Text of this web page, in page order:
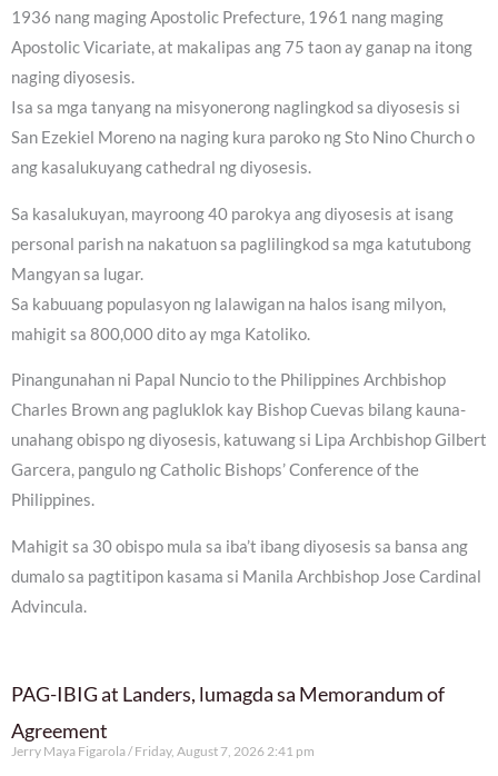
1936 nang maging Apostolic Prefecture, 1961 nang maging
Apostolic Vicariate, at makalipas ang 75 taon ay ganap na itong
naging diyosesis.
Isa sa mga tanyang na misyonerong naglingkod sa diyosesis si
San Ezekiel Moreno na naging kura paroko ng Sto Nino Church o
ang kasalukuyang cathedral ng diyosesis.
Sa kasalukuyan, mayroong 40 parokya ang diyosesis at isang
personal parish na nakatuon sa paglilingkod sa mga katutubong
Mangyan sa lugar.
Sa kabuuang populasyon ng lalawigan na halos isang milyon,
mahigit sa 800,000 dito ay mga Katoliko.
Pinangunahan ni Papal Nuncio to the Philippines Archbishop
Charles Brown ang pagluklok kay Bishop Cuevas bilang kauna-
unahang obispo ng diyosesis, katuwang si Lipa Archbishop Gilbert
Garcera, pangulo ng Catholic Bishops’ Conference of the
Philippines.
Mahigit sa 30 obispo mula sa iba’t ibang diyosesis sa bansa ang
dumalo sa pagtitipon kasama si Manila Archbishop Jose Cardinal
Advincula.
PAG-IBIG at Landers, lumagda sa Memorandum of
Agreement
Jerry Maya Figarola Friday, August 7, 2026 2:41 pm